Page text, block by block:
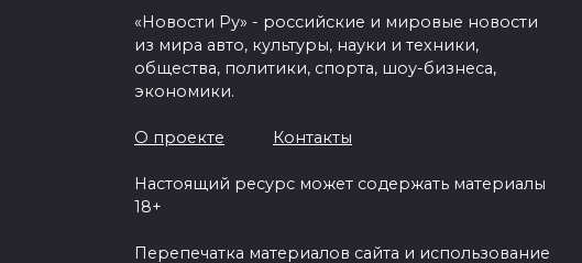
«Новости Ру» - российские и мировые новости
из мира авто, культуры, науки и техники,
общества, политики, спорта, шоу-бизнеса,
экономики.
О проекте Контакты
Настоящий ресурс может содержать материалы
18+
Перепечатка материалов сайта и использование